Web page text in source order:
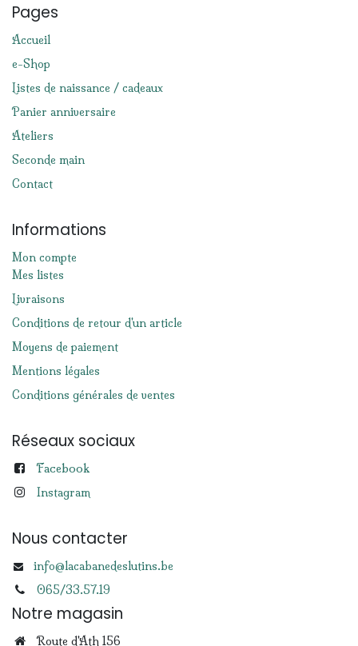
Pages
Accueil
e-Shop
Listes de naissance / cadeaux
Panier anniversaire
Ateliers
Seconde main
Contact
Informations
Mon compte
Mes listes
Livraisons
Conditions de retour d'un article
Moyens de paiement
Mentions légales
Conditions générales de ventes
Réseaux sociaux
Facebook
Instagram
Nous contacter
info@lacabanedeslutins.be
065/33.57.19
Notre magasin
Route d'Ath 156